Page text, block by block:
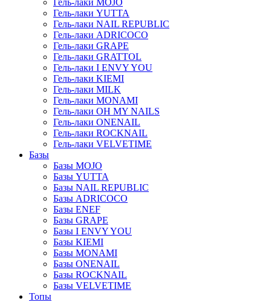
Гель-лаки MOJO
Гель-лаки YUTTA
Гель-лаки NAIL REPUBLIC
Гель-лаки ADRICOCO
Гель-лаки GRAPE
Гель-лаки GRATTOL
Гель-лаки I ENVY YOU
Гель-лаки KIEMI
Гель-лаки MILK
Гель-лаки MONAMI
Гель-лаки OH MY NAILS
Гель-лаки ONENAIL
Гель-лаки ROCKNAIL
Гель-лаки VELVETIME
Базы
Базы MOJO
Базы YUTTA
Базы NAIL REPUBLIC
Базы ADRICOCO
Базы ENEF
Базы GRAPE
Базы I ENVY YOU
Базы KIEMI
Базы MONAMI
Базы ONENAIL
Базы ROCKNAIL
Базы VELVETIME
Топы